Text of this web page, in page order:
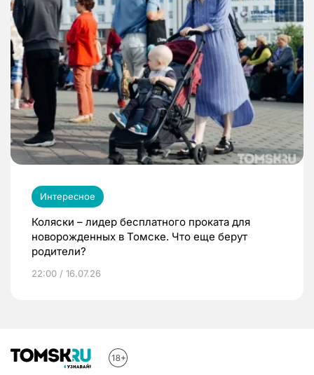
Интересное
Коляски – лидер бесплатного проката для
новорожденных в Томске. Что еще берут
родители?
22:00 / 16.07.26